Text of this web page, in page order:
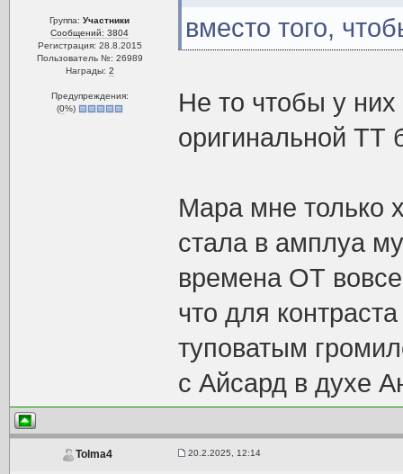
Группа:Участники
Сообщений: 3804
Регистрация: 28.8.2015
Пользователь №: 26989
Награды: 2
Предупреждения:
(0%)
вместо того,
Не то чтобы у
оригинальной ТТ
Мара мне только
стала в амплуа
времена ОТ
что для
туповатым
с Айсард в духе
Tolma4 20.2.2025, 12:14